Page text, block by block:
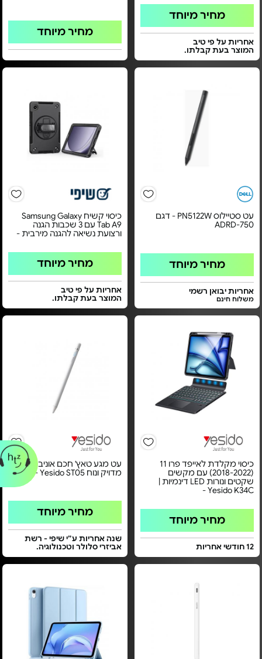
מחיר מיוחד
אחריות על פי טיב
המוצר בעת קבלתו.
מחיר מיוחד
עט סטיילוס PN5122W - דגם
750-ADRD
מחיר מיוחד
אחריות יבואן רשמי
משלוח חינם
כיסוי קשיח Samsung Galaxy
Tab A9 עם 3 שכבות הגנה
ורצועת נשיאה להגנה מירבית -
מחיר מיוחד
אחריות על פי טיב
המוצר בעת קבלתו.
כיסוי מקלדת לאייפד פרו 11
(2018-2022) עם מקשים
שקטים ונורות LED דינמיות |
Yesido K34C -
מחיר מיוחד
12 חודשי אחריות
עט מגע טאץ' חכם אוניברסלי
מדויק ונוח Yesido ST05 -
מחיר מיוחד
שנה אחריות ע״י שיפי - רשת
אביזרי סלולר וטכנולוגיה.